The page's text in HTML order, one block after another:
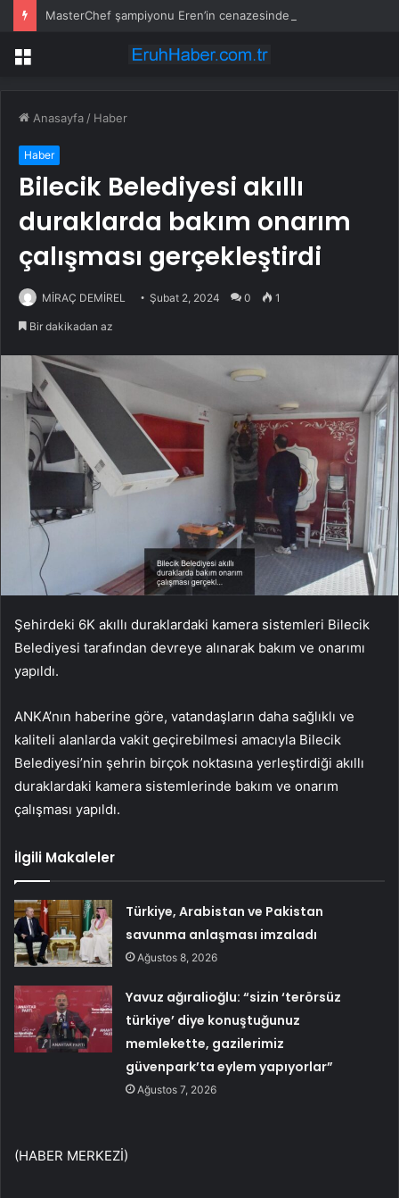
Menü
Anasayfa / Haber
Haber
Bilecik Belediyesi akıllı
duraklarda bakım onarım
çalışması gerçekleştirdi
MİRAÇ DEMİREL Şubat 2, 2024 0 1
Bir dakikadan az
Şehirdeki 6K akıllı duraklardaki kamera sistemleri Bilecik
Belediyesi tarafından devreye alınarak bakım ve onarımı
yapıldı.
ANKA’nın haberine göre, vatandaşların daha sağlıklı ve
kaliteli alanlarda vakit geçirebilmesi amacıyla Bilecik
Belediyesi’nin şehrin birçok noktasına yerleştirdiği akıllı
duraklardaki kamera sistemlerinde bakım ve onarım
çalışması yapıldı.
İlgili Makaleler
Türkiye, Arabistan ve Pakistan
savunma anlaşması imzaladı
Ağustos 8, 2026
Yavuz ağıralioğlu: “sizin ‘terörsüz
türkiye’ diye konuştuğunuz
memlekette, gazilerimiz
güvenpark’ta eylem yapıyorlar”
Ağustos 7, 2026
(HABER MERKEZİ)